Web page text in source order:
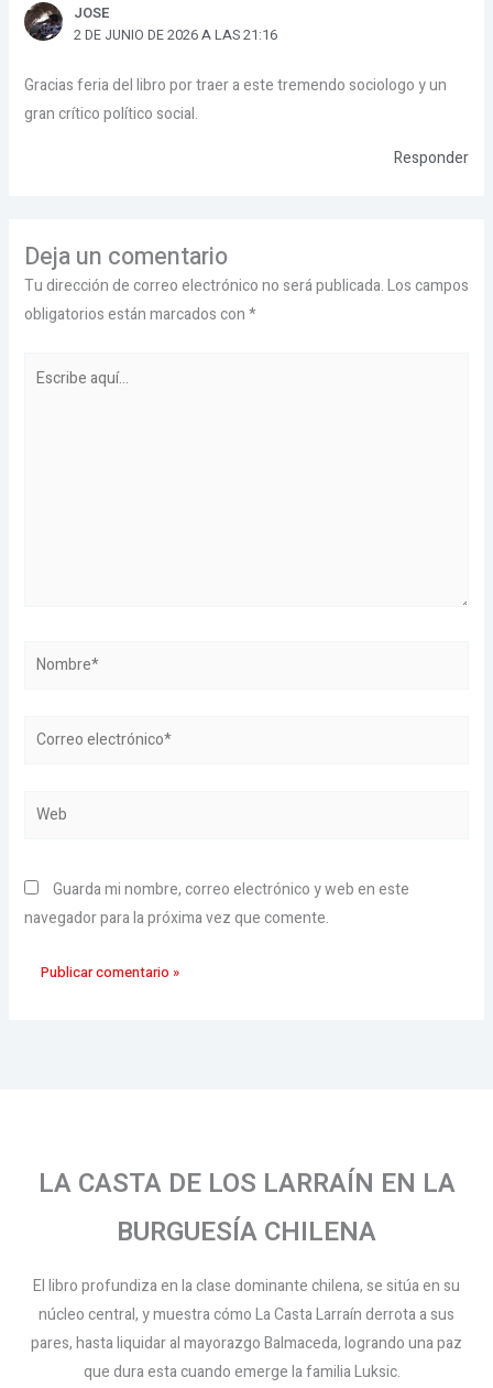
JOSE
2 DE JUNIO DE 2026 A LAS 21:16
Gracias feria del libro por traer a este tremendo sociologo y un
gran crítico político social.
Responder
Deja un comentario
Tu dirección de correo electrónico no será publicada.Los campos
obligatorios están marcados con*
Nombre*
Correo
Web
Guarda mi nombre, correo electrónico y web en este
navegador para la próxima vez que comente.
LA CASTA DE LOS LARRAÍN EN LA
BURGUESÍA CHILENA
El libro profundiza en la clase dominante chilena, se sitúa en su
núcleo central, y muestra cómo La Casta Larraín derrota a sus
pares, hasta liquidar al mayorazgo Balmaceda, logrando una paz
que dura esta cuando emerge la familia Luksic.